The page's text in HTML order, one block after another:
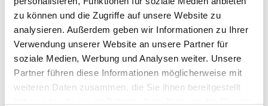
zu können und die Zugriffe auf unsere Website zu
analysieren. Außerdem geben wir Informationen zu Ihrer
Verwendung unserer Website an unsere Partner für
soziale Medien, Werbung und Analysen weiter. Unsere
Partner führen diese Informationen möglicherweise mit
weiteren Daten zusammen, die Sie ihnen bereitgestellt